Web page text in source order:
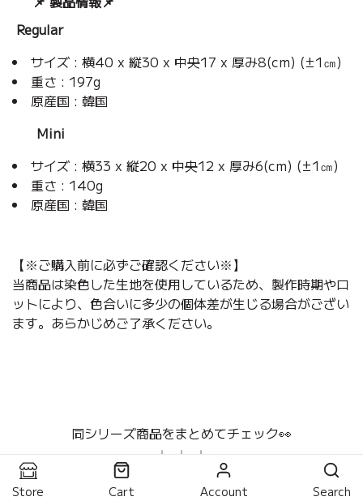
Regular
サイズ : 横40 x 縦30 x 中央17 x 厚み8(cm) (±1㎝)
重さ : 197g
原産国 : 韓国
Mini
サイズ : 横33 x 縦20 x 中央12 x 厚み6(cm) (±1㎝)
重さ : 140g
原産国 : 韓国
【※ご購入前に必ずご確認ください※】
当商品は染色した生地を使用しているため、製作時期やロ
ットにより、色合いに多少の個体差が生じる場合がござい
ます。あらかじめご了承ください。
同シリーズ商品をまとめてチェック👀
↓ ↓ ↓
Store Cart Account Search